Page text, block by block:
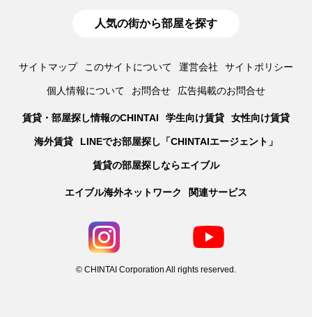
人気の街から部屋を探す
サイトマップ このサイトについて 運営会社 サイトポリシー
個人情報について お問合せ 広告掲載のお問合せ
賃貸・部屋探し情報のCHINTAI 学生向け賃貸 女性向け賃貸
海外賃貸 LINEでお部屋探し「CHINTAIエージェント」
賃貸の部屋探しならエイブル
エイブル海外ネットワーク 関連サービス
© CHINTAI Corporation All rights reserved.